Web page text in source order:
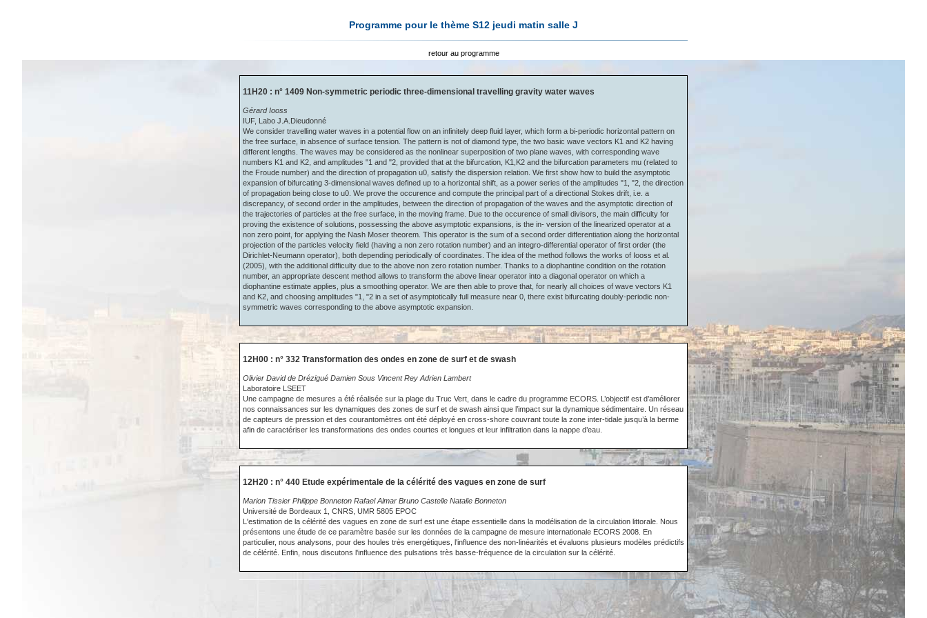
Programme pour le thème S12 jeudi matin salle J
retour au programme
11H20 : n° 1409 Non-symmetric periodic three-dimensional travelling gravity water waves
Gérard Iooss
IUF, Labo J.A.Dieudonné
We consider travelling water waves in a potential flow on an infinitely deep fluid layer, which form a bi-periodic horizontal pattern on
the free surface, in absence of surface tension. The pattern is not of diamond type, the two basic wave vectors K1 and K2 having
different lengths. The waves may be considered as the nonlinear superposition of two plane waves, with corresponding wave
numbers K1 and K2, and amplitudes "1 and "2, provided that at the bifurcation, K1,K2 and the bifurcation parameters mu (related to
the Froude number) and the direction of propagation u0, satisfy the dispersion relation. We first show how to build the asymptotic
expansion of bifurcating 3-dimensional waves defined up to a horizontal shift, as a power series of the amplitudes "1, "2, the direction
of propagation being close to u0. We prove the occurence and compute the principal part of a directional Stokes drift, i.e. a
discrepancy, of second order in the amplitudes, between the direction of propagation of the waves and the asymptotic direction of
the trajectories of particles at the free surface, in the moving frame. Due to the occurence of small divisors, the main difficulty for
proving the existence of solutions, possessing the above asymptotic expansions, is the in- version of the linearized operator at a
non zero point, for applying the Nash Moser theorem. This operator is the sum of a second order differentiation along the horizontal
projection of the particles velocity field (having a non zero rotation number) and an integro-differential operator of first order (the
Dirichlet-Neumann operator), both depending periodically of coordinates. The idea of the method follows the works of Iooss et al.
(2005), with the additional difficulty due to the above non zero rotation number. Thanks to a diophantine condition on the rotation
number, an appropriate descent method allows to transform the above linear operator into a diagonal operator on which a
diophantine estimate applies, plus a smoothing operator. We are then able to prove that, for nearly all choices of wave vectors K1
and K2, and choosing amplitudes "1, "2 in a set of asymptotically full measure near 0, there exist bifurcating doubly-periodic non-
symmetric waves corresponding to the above asymptotic expansion.
12H00 : n° 332 Transformation des ondes en zone de surf et de swash
Olivier David de Drézigué Damien Sous Vincent Rey Adrien Lambert
Laboratoire LSEET
Une campagne de mesures a été réalisée sur la plage du Truc Vert, dans le cadre du programme ECORS. L’objectif est d’améliorer
nos connaissances sur les dynamiques des zones de surf et de swash ainsi que l’impact sur la dynamique sédimentaire. Un réseau
de capteurs de pression et des courantomètres ont été déployé en cross-shore couvrant toute la zone inter-tidale jusqu’à la berme
afin de caractériser les transformations des ondes courtes et longues et leur infiltration dans la nappe d’eau.
12H20 : n° 440 Etude expérimentale de la célérité des vagues en zone de surf
Marion Tissier Philippe Bonneton Rafael Almar Bruno Castelle Natalie Bonneton
Université de Bordeaux 1, CNRS, UMR 5805 EPOC
L'estimation de la célérité des vagues en zone de surf est une étape essentielle dans la modélisation de la circulation littorale. Nous
présentons une étude de ce paramètre basée sur les données de la campagne de mesure internationale ECORS 2008. En
particulier, nous analysons, pour des houles très energétiques, l'influence des non-linéarités et évaluons plusieurs modèles prédictifs
de célérité. Enfin, nous discutons l'influence des pulsations très basse-fréquence de la circulation sur la célérité.